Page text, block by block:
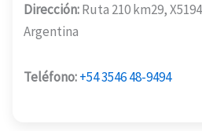
Dirección:Ruta 210 km29,
Argentina
Teléfono:+54 3546 48-9494